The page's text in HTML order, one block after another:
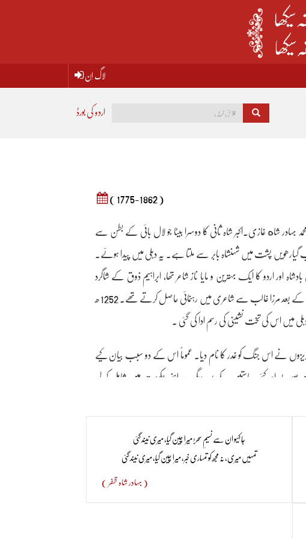
لاگ اِن
اردو کی بورڈ
( 1775-1862 )
بہادر شاه غازی۔اکبر شاہ ثانی کا دوسرا بیٹا جو لال بائی کے بطن سے
گیارھویں پشت میں شہنشاہ بابر سے ملتا ہے۔ یہ دہلی میں پیدا ہوئے۔
اور اردو کا ایک بہترین و مایا ناز شاعر تھا، ابراہیم ذوق کے شاگرد
تھے۔ ذوق کی وفات کے بعد مرزا غالب سے شاعری میں رہنمائی حاصل کرتے تھے۔ 1252 ھ
نے اس جنگ کو غدر کا نام دیا۔ عموماً اس کے دو سبب بیان کیے
صوبے اور کئی ریاستیں یکے بعد دیگرے اپنی حکومت میں شامل کر لی
پیدا ہو گئے۔ دوم یہ کہ ان دنوں جوکارتوس فوجیوں کو دیے جاتے
میں کھلبلی مچ گئی۔ جن سپاہیوں نے ان کارتوسوں کو استعمال کرنے
دی گئیں۔ ان قیدیوں میں بہت سے ایسے تھے جنہوں نے انگریزوں کی خاطر
ڈمڈم اور بارک پور کے مقامات پر ہوا جہاں دیسی سپاہیوں نے ان کارتوسوں کے استعمال
جا کہیو ان سے نسیمِ سحر! میرا چین گیا، میری نیند گئی
تمہیں میری، نہ مجھ کو تمہاری خبر، میرا چین گیا، میری نیند گئی
( بہادر شاہ ظفر )